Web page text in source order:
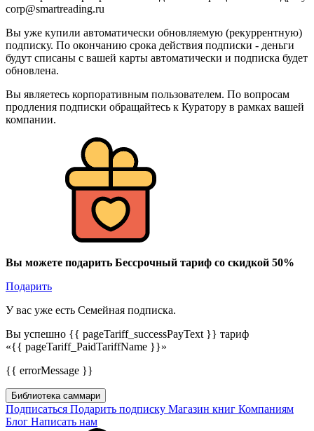
corp@smartreading.ru
Вы уже купили автоматически обновляемую (рекуррентную)
подписку. По окончанию срока действия подписки - деньги
будут списаны с вашей карты автоматически и подписка будет
обновлена.
Вы являетесь корпоративным пользователем. По вопросам
продления подписки обращайтесь к Куратору в рамках вашей
компании.
Вы можете подарить Бессрочный тариф со скидкой 50%
Подарить
У вас уже есть Семейная подписка.
Вы успешно {{ pageTariff_successPayText }} тариф
«{{ pageTariff_PaidTariffName }}»
{{ errorMessage }}
Библиотека саммари
Подписаться Подарить подписку Магазин книг Компаниям
Блог Написать нам